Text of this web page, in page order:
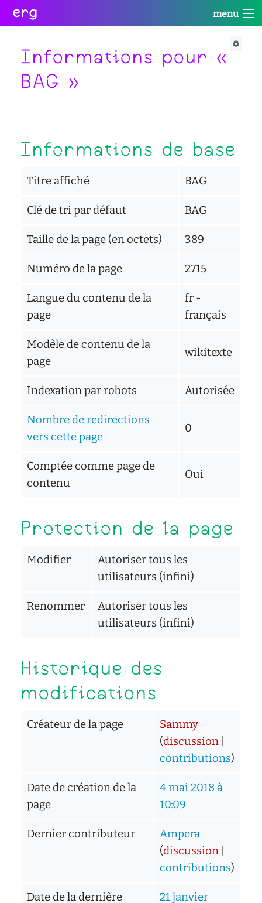
erg menu
Retour
Infos
administratives
international
actualités
Retour
aide
réussite
inclusif
accessibilité
d'écoute
social
tutorat
Retour
services
numériques
satellites
Rechercher
Se
connecter
Informations pour «
BAG »
Informations de base
Titre affiché BAG
Clé de tri par défaut BAG
Taille de la page (en octets) 389
Numéro de la page 2715
Langue du contenu de la
page
fr -
français
Modèle de contenu de la
page
wikitexte
Indexation par robots Autorisée
Nombre de redirections
vers cette page
0
Comptée comme page de
contenu
Oui
Protection de la page
Modifier
Autoriser tous les
utilisateurs (infini)
Renommer
Autoriser tous les
utilisateurs (infini)
Historique des
modifications
Créateur de la page
Sammy
(discussion|
contributions)
Date de création de la
page
4 mai 2018 à
10:09
Dernier contributeur
Ampera
(discussion|
contributions)
Date de la dernière
21 janvier